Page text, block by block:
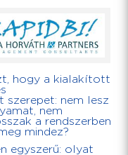
hogy a kialakított
szerepet: nem lesz
nem
a rendszerben
mindez?
egyszerű: olyat